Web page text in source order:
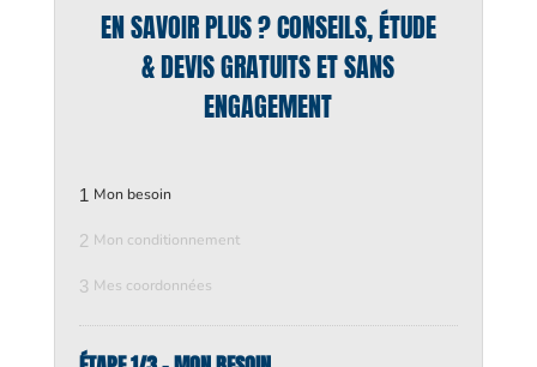
EN SAVOIR PLUS ? CONSEILS, ÉTUDE
& DEVIS GRATUITS ET SANS
ENGAGEMENT
1 Mon besoin
2 Mon conditionnement
3 Mes coordonnées